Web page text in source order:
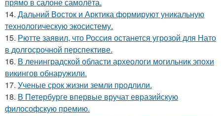
прямо в салоне самолёта.
14. Дальний Восток и Арктика формируют уникальную
технологическую экосистему.
15. Рютте заявил, что Россия останется угрозой для Нато
в долгосрочной перспективе.
16. В ленинградской области археологи могильник эпохи
викингов обнаружили.
17. Ученые срок жизни земли продлили.
18. В Петербурге впервые вручат евразийскую
философскую премию.